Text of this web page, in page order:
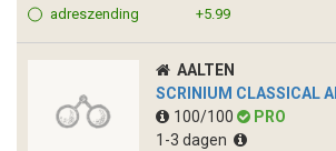
adreszending +5.99
AALTEN
SCRINIUM CLASSICAL
100/100
PRO
1-3 dagen